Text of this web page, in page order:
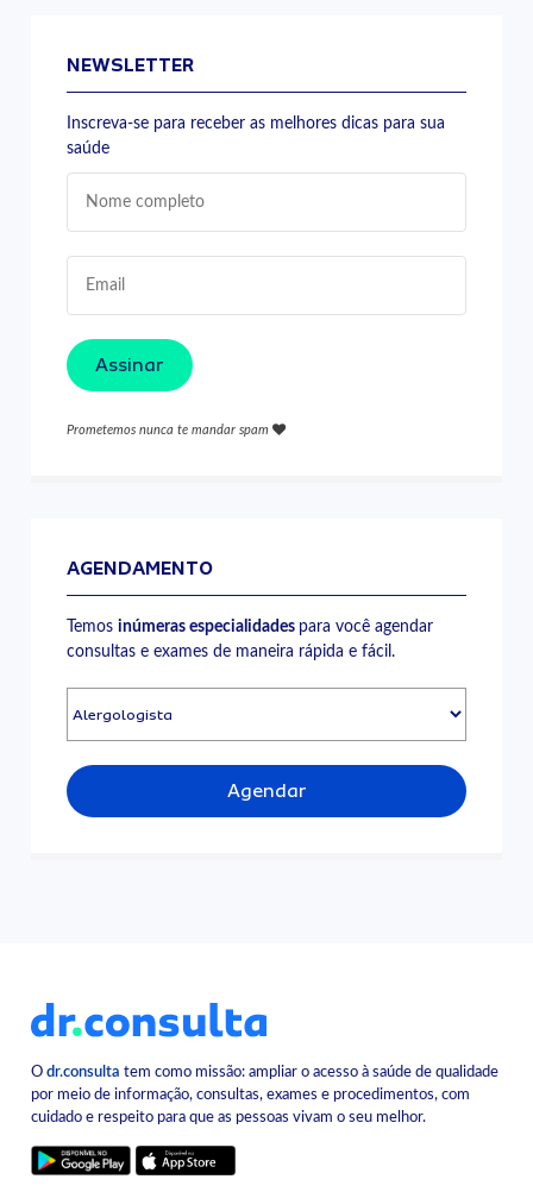
NEWSLETTER
Inscreva-se para receber as melhores dicas para sua
saúde
Assinar
Prometemos nunca te mandar spam
AGENDAMENTO
Temosinúmeras especialidades para você agendar
consultas e exames de maneira rápida e fácil.
Agendar
Odr.consulta tem como missão: ampliar o acesso à saúde de qualidade
por meio de informação, consultas, exames e procedimentos, com
cuidado e respeito para que as pessoas vivam o seu melhor.